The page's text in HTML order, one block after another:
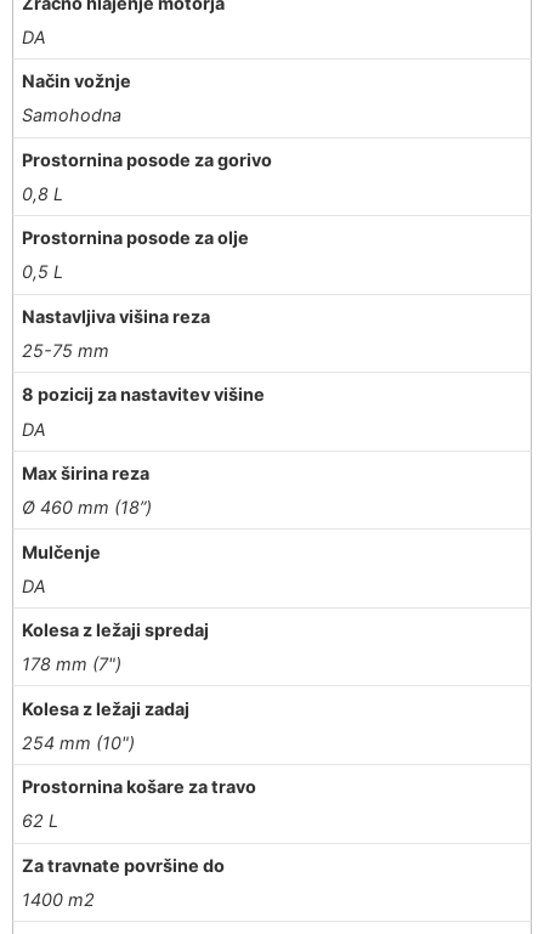
DA
Način vožnje
Samohodna
Prostornina posode za gorivo
0,8 L
Prostornina posode za olje
0,5 L
Nastavljiva višina reza
25-75 mm
8 pozicij za nastavitev višine
DA
Max širina reza
Ø 460 mm (18”)
Mulčenje
DA
Kolesa z ležaji spredaj
178 mm (7")
Kolesa z ležaji zadaj
254 mm (10")
Prostornina košare za travo
62 L
Za travnate površine do
1400 m2